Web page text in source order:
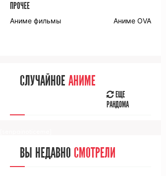
ПРОЧЕЕ
Аниме фильмы Аниме OVA
СЛУЧАЙНОЕ АНИМЕ
ЕЩЕ
РАНДОМА
ВЫ НЕДАВНО СМОТРЕЛИ